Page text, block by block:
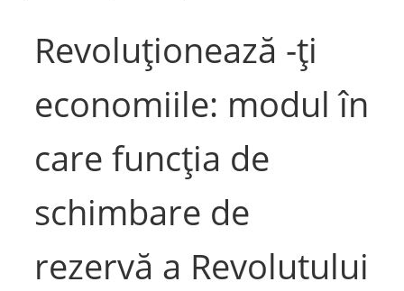
Revoluționează -ți
economiile: modul în
care funcția de
schimbare de
rezervă a Revolutului